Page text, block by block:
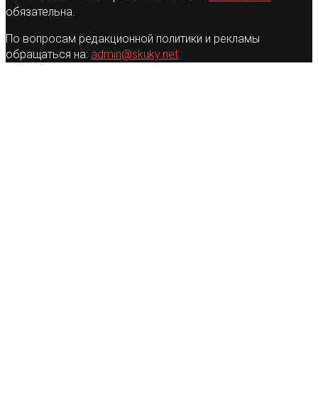
обязательна.
По вопросам редакционной политики и рекламы
обращаться на: admin@skuky.net